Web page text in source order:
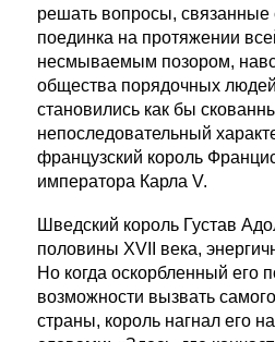
решать вопросы, связанные
поединка на протяжении
несмываемым позором,
общества порядочных
становились как бы
непоследовательный
французский король
императора Карла V.
Шведский король Густав
половины XVII века,
Но когда оскорбленный его
возможности вызвать
страны, король нагнал его